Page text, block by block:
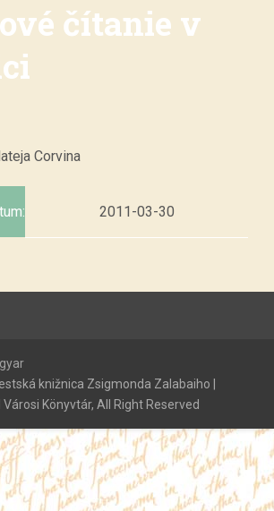
čítanie v
Corvina
2011-03-30
knižnica Zsigmonda Zalabaiho |
Könyvtár, All Right Reserved